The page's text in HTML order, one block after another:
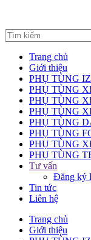
Trang chủ
Giới thiệu
PHỤ TÙNG
PHỤ TÙNG
PHỤ TÙNG
PHỤ TÙNG
PHỤ TÙNG
PHỤ TÙNG
PHỤ TÙNG
PHỤ TÙNG
Tư vấn
Đăng ký
Tin tức
Liên hệ
Trang chủ
Giới thiệu